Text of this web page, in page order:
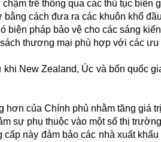
trễ thông qua các thủ tục biên
cách đưa ra các khuôn khổ
pháp bảo vệ cho các sáng
thương mại phù hợp với các
New Zealand, Úc và bốn quốc
của Chính phủ nhằm tăng giá
sự phụ thuộc vào một số thị
này đảm bảo các nhà xuất